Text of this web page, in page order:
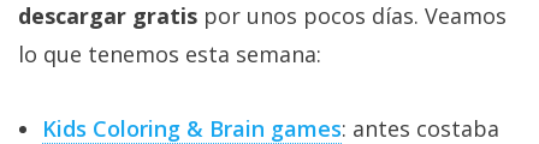
descargar gratis por unos pocos días. Veamos
lo que tenemos esta semana:
Kids Coloring & Brain games: antes costaba